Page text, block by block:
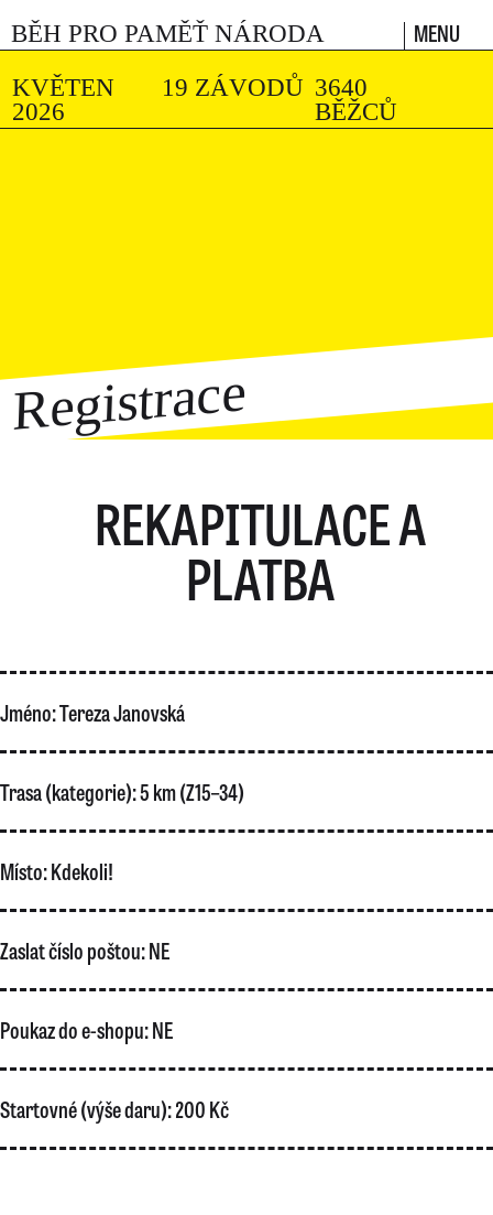
BĚH PRO PAMĚŤ NÁRODA MENU
KVĚTEN
2026
19 ZÁVODŮ 3640
BĚŽCŮ
Registrace
REKAPITULACE A
PLATBA
Jméno:Tereza Janovská
Trasa (kategorie):5 km (Z15–34)
Místo:Kdekoli!
Zaslat číslo poštou:NE
Poukaz do e-shopu:NE
Startovné (výše daru):200 Kč